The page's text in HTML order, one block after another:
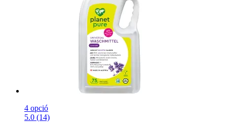
4 opció
5.0 (14)